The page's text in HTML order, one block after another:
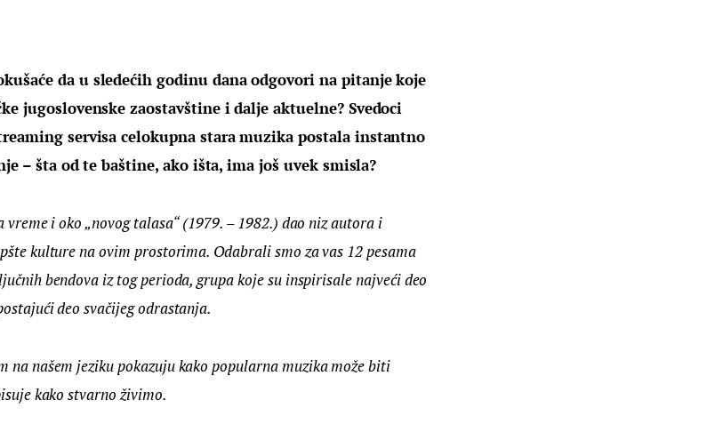
da u sledećih godinu dana odgovori na pitanje koje
jugoslovenske zaostavštine i dalje aktuelne? Svedoci
servisa celokupna stara muzika postala instantno
– šta od te baštine, ako išta, ima još uvek smisla?
vreme i oko „novog talasa“ (1979. – 1982.) dao niz autora i
kulture na ovim prostorima. Odabrali smo za vas 12 pesama
bendova iz tog perioda, grupa koje su inspirisale najveći deo
deo svačijeg odrastanja.
na našem jeziku pokazuju kako popularna muzika može biti
kako stvarno živimo.